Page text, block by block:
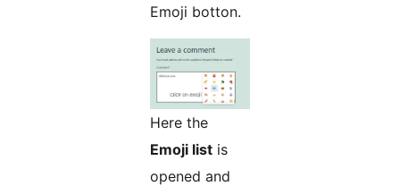
Emoji botton.
Here the
Emoji list is
opened and